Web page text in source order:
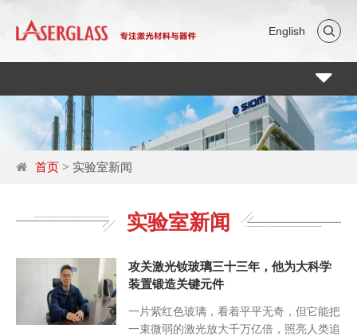
English
首页 > 实验室新闻
实验室新闻
攻关激光钕玻璃三十三年，他为大科学
装置锻造关键元件
一片紫红色玻璃，看着平平无奇，但它能把
一束微弱的激光放大千万亿倍，照亮人类追